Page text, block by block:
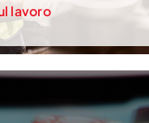
lavoro